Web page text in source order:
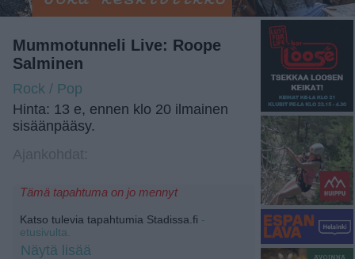
Mummotunneli Live: Roope
Salminen
Rock / Pop
Hinta: 13 e, ennen klo 20 ilmainen
sisäänpääsy.
Tämä tapahtuma on jo mennyt
Katso tulevia tapahtumia Stadissa.fi -
etusivulta.
Näytä lisää